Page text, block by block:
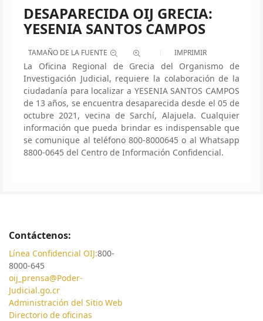
DESAPARECIDA OIJ GRECIA:
YESENIA SANTOS CAMPOS
TAMAÑO DE LA FUENTE IMPRIMIR
La Oficina Regional de Grecia del Organismo de
Investigación Judicial, requiere la colaboración de la
ciudadanía para localizar a YESENIA SANTOS CAMPOS
de 13 años, se encuentra desaparecida desde el 05 de
octubre 2021, vecina de Sarchí, Alajuela. Cualquier
información que pueda brindar es indispensable que
se comunique al teléfono 800-8000645 o al Whatsapp
8800-0645 del Centro de Información Confidencial.
Contáctenos:
Línea Confidencial OIJ:800-
8000-645
oij_prensa@Poder-
Judicial.go.cr
Administración del Sitio Web
Directorio de oficinas